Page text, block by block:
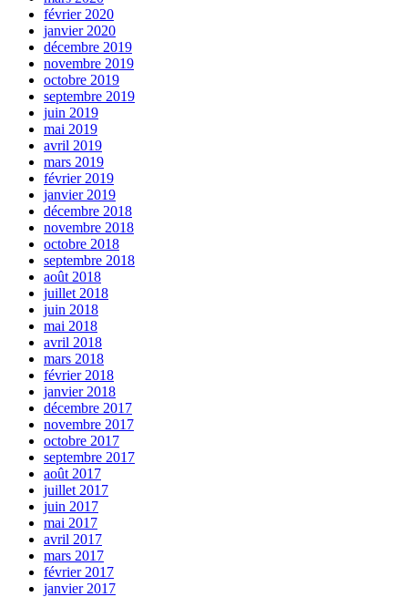
février 2020
janvier 2020
décembre 2019
novembre 2019
octobre 2019
septembre 2019
juin 2019
mai 2019
avril 2019
mars 2019
février 2019
janvier 2019
décembre 2018
novembre 2018
octobre 2018
septembre 2018
août 2018
juillet 2018
juin 2018
mai 2018
avril 2018
mars 2018
février 2018
janvier 2018
décembre 2017
novembre 2017
octobre 2017
septembre 2017
août 2017
juillet 2017
juin 2017
mai 2017
avril 2017
mars 2017
février 2017
janvier 2017